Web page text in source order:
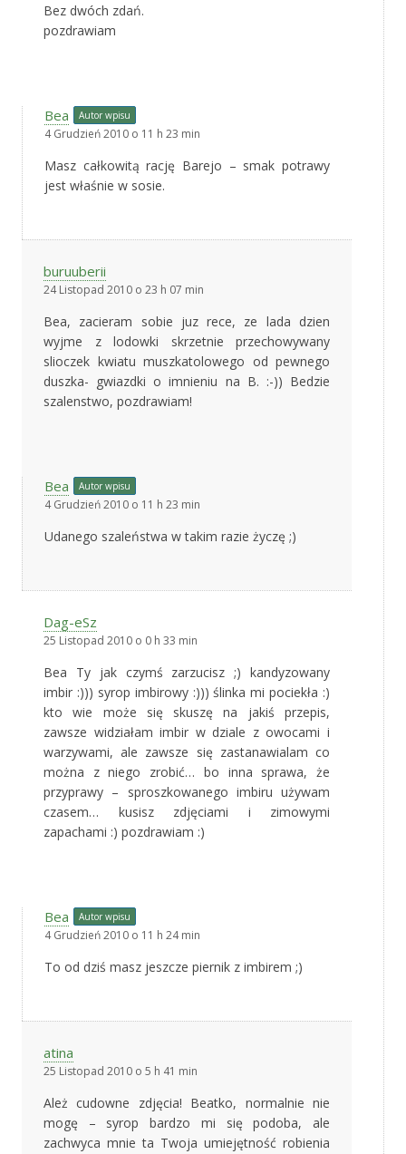
Bez dwóch zdań.
pozdrawiam
Bea Autor wpisu
4 Grudzień 2010 o 11 h 23 min
Masz całkowitą rację Barejo – smak potrawy
jest właśnie w sosie.
buruuberii
24 Listopad 2010 o 23 h 07 min
Bea, zacieram sobie juz rece, ze lada dzien
wyjme z lodowki skrzetnie przechowywany
slioczek kwiatu muszkatolowego od pewnego
duszka- gwiazdki o imnieniu na B. :-)) Bedzie
szalenstwo, pozdrawiam!
Bea Autor wpisu
4 Grudzień 2010 o 11 h 23 min
Udanego szaleństwa w takim razie życzę ;)
Dag-eSz
25 Listopad 2010 o 0 h 33 min
Bea Ty jak czymś zarzucisz ;) kandyzowany
imbir :))) syrop imbirowy :))) ślinka mi pociekła :)
kto wie może się skuszę na jakiś przepis,
zawsze widziałam imbir w dziale z owocami i
warzywami, ale zawsze się zastanawialam co
można z niego zrobić… bo inna sprawa, że
przyprawy – sproszkowanego imbiru używam
czasem… kusisz zdjęciami i zimowymi
zapachami :) pozdrawiam :)
Bea Autor wpisu
4 Grudzień 2010 o 11 h 24 min
To od dziś masz jeszcze piernik z imbirem ;)
atina
25 Listopad 2010 o 5 h 41 min
Ależ cudowne zdjęcia! Beatko, normalnie nie
mogę – syrop bardzo mi się podoba, ale
zachwyca mnie ta Twoja umiejętność robienia